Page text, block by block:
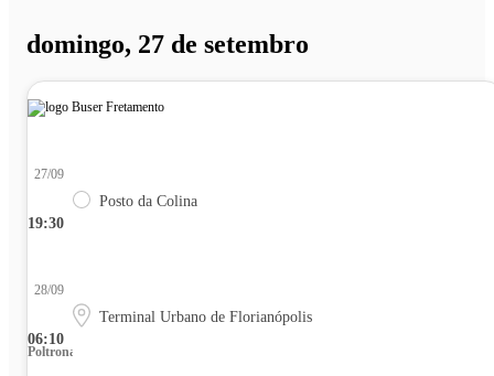
domingo, 27 de setembro
19:30
27/09
Posto da Colina
06:10
28/09
Terminal Urbano de Florianópolis
Poltrona